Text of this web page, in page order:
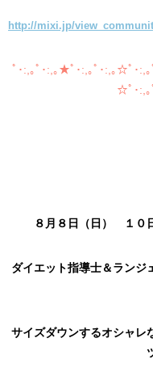
http://mixi.jp/
ﾟ･:,｡ﾟ･:,｡★ﾟ･:,｡ﾟ･:,｡☆ﾟ･:,
☆ﾟ･:,
８月８日（日） １０
ダイエット指導士＆ランジ
サイズダウンするオシャレ